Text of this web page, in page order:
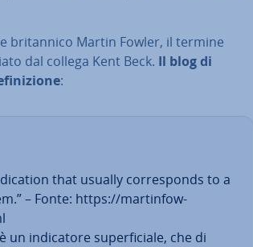
bri­tan­ni­co Martin Fowler, il termine
dal collega Kent Beck. Il blog di
:
that usually cor­re­sponds to a
– Fonte: https://mar­tin­fo­w­
un in­di­ca­to­re su­per­fi­cia­le, che di